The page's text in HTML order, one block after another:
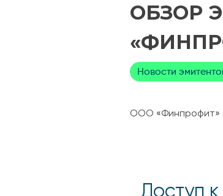
ОБЗОР
Новости
ООО «Финпрофит»
Доступ